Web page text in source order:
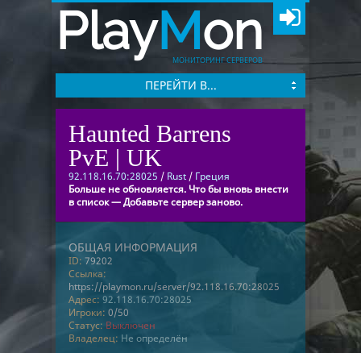
PlayMon
МОНИТОРИНГ СЕРВЕРОВ
ПЕРЕЙТИ В...
Haunted Barrens
PvE | UK
92.118.16.70:28025 / Rust / Греция
Больше не обновляется. Что бы вновь внести
в список — Добавьте сервер заново.
ОБЩАЯ ИНФОРМАЦИЯ
ID: 79202
Ссылка:
https://playmon.ru/server/92.118.16.70:28025
Адрес: 92.118.16.70:28025
Игроки: 0/50
Статус: Выключен
Владелец: Не определён